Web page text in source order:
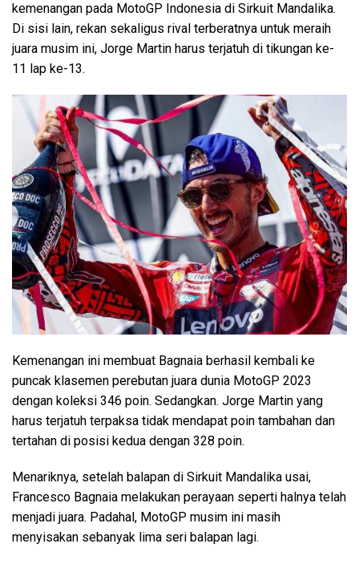
kemenangan pada MotoGP Indonesia di Sirkuit Mandalika.
Di sisi lain, rekan sekaligus rival terberatnya untuk meraih
juara musim ini, Jorge Martin harus terjatuh di tikungan ke-
11 lap ke-13.
Kemenangan ini membuat Bagnaia berhasil kembali ke
puncak klasemen perebutan juara dunia MotoGP 2023
dengan koleksi 346 poin. Sedangkan. Jorge Martin yang
harus terjatuh terpaksa tidak mendapat poin tambahan dan
tertahan di posisi kedua dengan 328 poin.
Menariknya, setelah balapan di Sirkuit Mandalika usai,
Francesco Bagnaia melakukan perayaan seperti halnya telah
menjadi juara. Padahal, MotoGP musim ini masih
menyisakan sebanyak lima seri balapan lagi.